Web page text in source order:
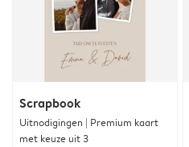
Scrapbook
Uitnodigingen | Premium kaart
met keuze uit 3